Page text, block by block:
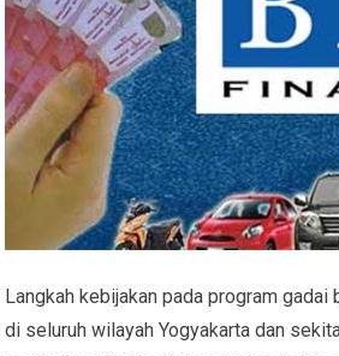
Langkah kebijakan pada program
di seluruh wilayah Yogyakarta dan